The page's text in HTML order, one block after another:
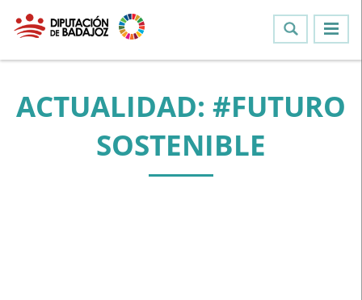
ACTUALIDAD: #FUTURO
SOSTENIBLE